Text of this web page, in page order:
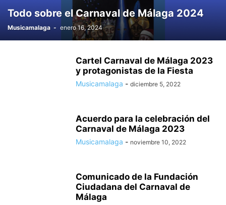
Todo sobre el Carnaval de Málaga 2024
Musicamalaga - enero 16, 2024
Cartel Carnaval de Málaga 2023
y protagonistas de la Fiesta
Musicamalaga - diciembre 5, 2022
Acuerdo para la celebración del
Carnaval de Málaga 2023
Musicamalaga - noviembre 10, 2022
Comunicado de la Fundación
Ciudadana del Carnaval de
Málaga